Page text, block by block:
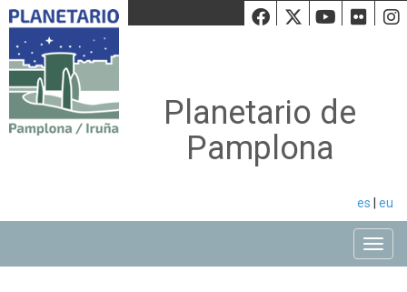
Facebook
Twiiter
Planetario de
Pamplona
es eu